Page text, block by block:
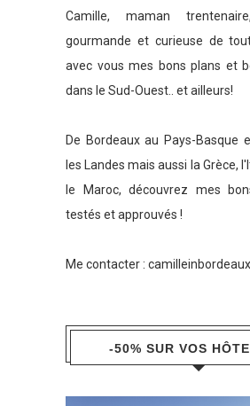
Camille, maman
gourmande et curieuse de
avec vous mes bons plans et
dans le Sud-Ouest.. et ailleurs!
De Bordeaux au Pays-Basque
les Landes mais aussi la Grèce,
le Maroc, découvrez mes
testés et approuvés !
Me contacter :
-50% SUR VOS